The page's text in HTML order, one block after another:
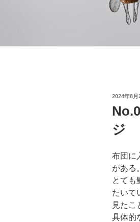
投
日:
2024年8月
ジ
布団に
がある。
とても
たいて
見たこ
具体的